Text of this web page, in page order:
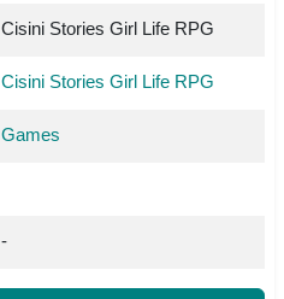
Cisini Stories Girl Life RPG
Cisini Stories Girl Life RPG
Games
-